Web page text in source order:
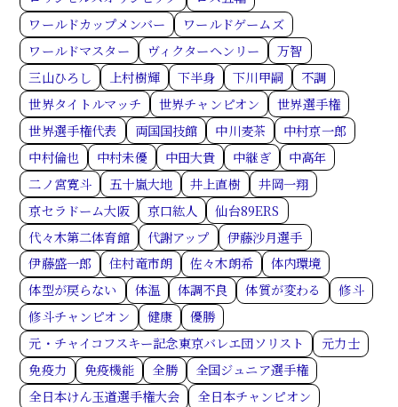
ワールドカップメンバー
ワールドゲームズ
ワールドマスター
ヴィクターヘンリー
万智
三山ひろし
上村樹輝 下半身 下川甲嗣
不調
世界タイトルマッチ
世界チャンピオン
世界選手権
世界選手権代表
両国国技館 中川麦茶
中村京一郎
中村倫也
中村未優 中田大貴 中継ぎ
中高年
二ノ宮寛斗
五十嵐大地 井上直樹
井岡一翔
京セラドーム大阪
京口紘人
仙台89ERS
代々木第二体育館
代謝アップ
伊藤沙月選手
伊藤盛一郎
住村竜市朗 佐々木朗希
体内環境
体型が戻らない
体温 体調不良 体質が変わる
修斗
修斗チャンピオン
健康
優勝
元・チャイコフスキー記念東京バレエ団ソリスト
元力士
免疫力
免疫機能 全勝
全国ジュニア選手権
全日本けん玉道選手権大会
全日本チャンピオン